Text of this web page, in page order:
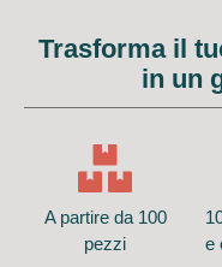
Trasforma il
in un
A partire da 100
pezzi
e